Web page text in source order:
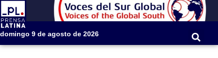
domingo 9 de agosto de 2026